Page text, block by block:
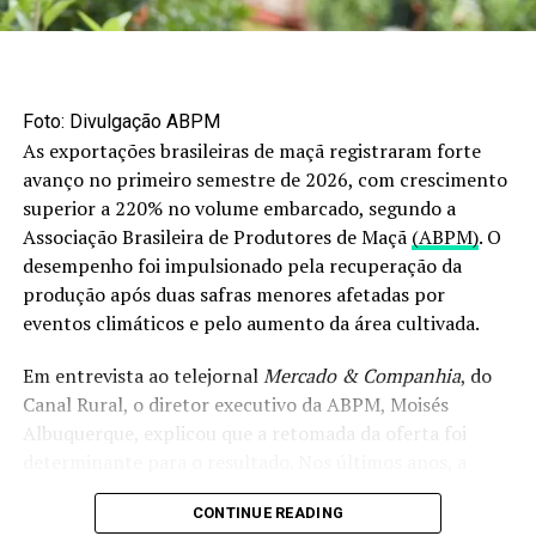
ao plenário.
primeiro emCanal Rural
RELATED TOPICS:
UP NEXT
Comissão do Senado aprova redução de tributos que
incidem sobre o calcário
DON'T MISS
Boi gordo sobe com oferta restrita e dificuldade nas
Foto: Divulgação ABPM
As exportações brasileiras de maçã registraram forte
avanço no primeiro semestre de 2026, com crescimento
superior a 220% no volume embarcado, segundo a
Associação Brasileira de Produtores de Maçã (ABPM). O
desempenho foi impulsionado pela recuperação da
produção após duas safras menores afetadas por
eventos climáticos e pelo aumento da área cultivada.
Em entrevista ao telejornalMercado & Companhia, do
Canal Rural, o diretor executivo da ABPM, Moisés
Albuquerque, explicou que a retomada da oferta foi
cadeia enfrentou perdas provocadas por chuvas
intensas, especialmente no segundo semestre de 2023 e
CONTINUE READING